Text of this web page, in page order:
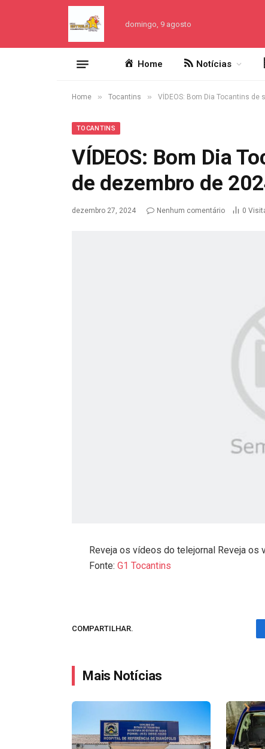
domingo, 9 agosto
Home Notícias
Home » Tocantins » VÍDEOS: Bom Dia Tocantins
TOCANTINS
VÍDEOS: Bom Dia
de dezembro de
dezembro 27, 2024 Nenhum comentário 0
Reveja os vídeos do telejornal Reveja os
Fonte:G1 Tocantins
COMPARTILHAR.
Mais Notícias